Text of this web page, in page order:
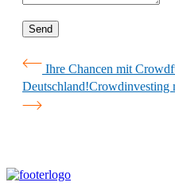
Ihre Chancen mit
Deutschland!Crowdinvesting